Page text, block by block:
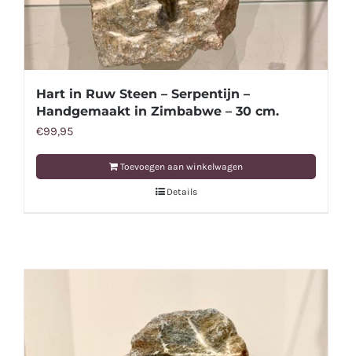
Hart in Ruw Steen – Serpentijn –
Handgemaakt in Zimbabwe – 30 cm.
€99,95
Toevoegen aan winkelwagen
Details